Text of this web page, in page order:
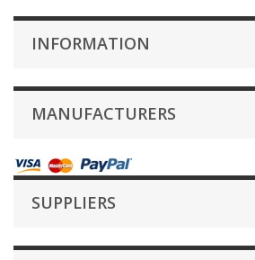
INFORMATION
MANUFACTURERS
SUPPLIERS